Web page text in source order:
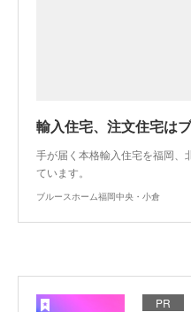
手が届く本格輸入住宅を福岡、
ています。
ブルースホーム福岡中央・小倉
PR